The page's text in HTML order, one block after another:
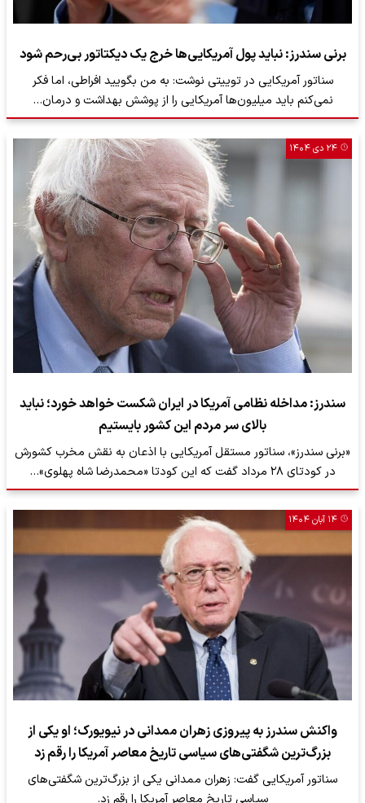
برنی سندرز: نباید پول آمریکایی‌ها خرج یک دیکتاتور بی‌رحم شود
سناتور آمریکایی در توییتی نوشت: به من بگویید افراطی، اما فکر
نمی‌کنم باید میلیون‌ها آمریکایی را از پوشش بهداشت و درمان…
۲۴ دی ۱۴۰۴
سندرز: مداخله نظامی آمریکا در ایران شکست خواهد خورد؛ نباید
بالای سر مردم این کشور بایستیم
«برنی سندرز»، سناتور مستقل آمریکایی با اذعان به نقش مخرب کشورش
در کودتای ۲۸ مرداد گفت که این کودتا «محمدرضا شاه پهلوی»…
۱۴ آبان ۱۴۰۴
واکنش سندرز به پیروزی زهران ممدانی در نیویورک؛ او یکی از
بزرگ‌ترین شگفتی‌های سیاسی تاریخ معاصر آمریکا را رقم زد
سناتور آمریکایی گفت: زهران ممدانی یکی از بزرگ‌ترین شگفتی‌های
سیاسی تاریخ معاصر آمریکا را رقم زد.